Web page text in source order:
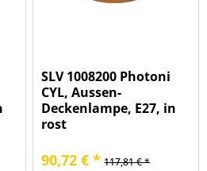
SLV 1008200 Photoni
CYL, Aussen-
Deckenlampe, E27, in
rost
90,72 € * 117,81 € *